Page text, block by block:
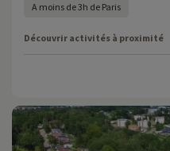
A moins de 3h de Paris
Découvrir activités à proximité